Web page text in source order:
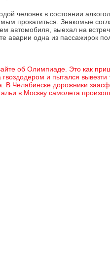
человек в состоянии
прокатиться. Знакомые
автомобиля, выехал на
аварии одна из пассажирок
об Олимпиаде. Это как
и пытался вывезти
В Челябинске дорожники
в Москву самолета